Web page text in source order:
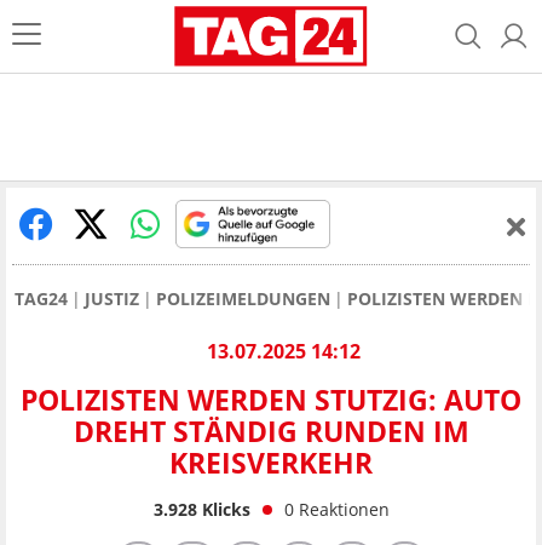
TAG24 JUSTIZ POLIZEIMELDUNGEN POLIZISTEN WERDEN
13.07.2025 14:12
POLIZISTEN WERDEN STUTZIG: AUTO
DREHT STÄNDIG RUNDEN IM
KREISVERKEHR
3.928Klicks 0 Reaktionen